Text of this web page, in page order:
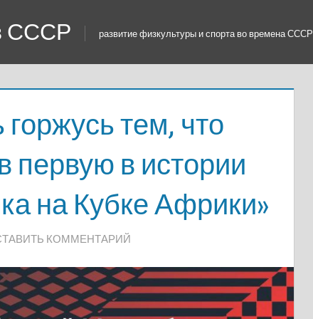
СССР развитие физкультуры и спорта во времена СССР
тем, что
первую в истории
на Кубке Африки»
КОММЕНТАРИЙ